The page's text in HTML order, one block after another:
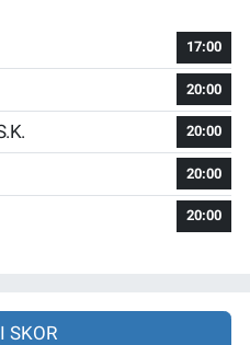
17:00
20:00
20:00
20:00
20:00
SKOR